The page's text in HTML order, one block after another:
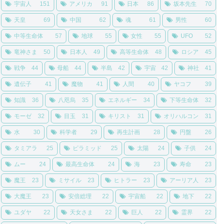
宇宙人 151 アメリカ 91 日本 86 坂本先生 70
天皇 69 中国 62 魂 61 男性 60
中等生命体 57 地球 55 女性 55 UFO 52
竜神さま 50 日本人 49 高等生命体 48 ロシア 45
戦争 44 母船 44 半島 42 宇宙 42 神社 41
遺伝子 41 魔物 41 人間 40 ヤコフ 39
知識 36 八咫烏 35 エネルギー 34 下等生命体 32
モーゼ 32 目玉 31 キリスト 31 オリハルコン 31
水 30 科学者 29 再生計画 28 円盤 26
タミアラ 25 ピラミッド 25 太陽 24 子供 24
ムー 24 最高生命体 24 海 23 寿命 23
魔王 23 ミサイル 23 ヒトラー 23 アーリア人 23
大魔王 23 安倍総理 22 宇宙船 22 地下 22
ユダヤ 22 天女さま 22 巨人 22 霊界 22